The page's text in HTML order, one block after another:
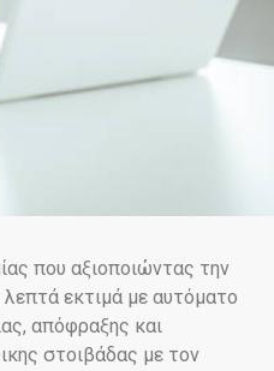
που αξιοποιώντας την
εκτιμά με αυτόματο
απόφραξης και
στοιβάδας με τον